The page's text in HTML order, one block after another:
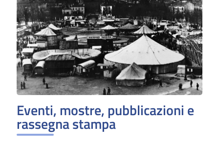
Eventi, mostre, pubblicazioni e
rassegna stampa